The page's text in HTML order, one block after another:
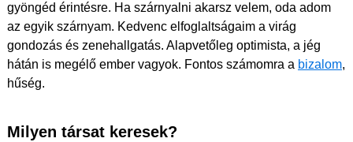
gyöngéd érintésre. Ha szárnyalni akarsz velem, oda adom
az egyik szárnyam. Kedvenc elfoglaltságaim a virág
gondozás és zenehallgatás. Alapvetőleg optimista, a jég
hátán is megélő ember vagyok. Fontos számomra a bizalom,
hűség.
Milyen társat keresek?